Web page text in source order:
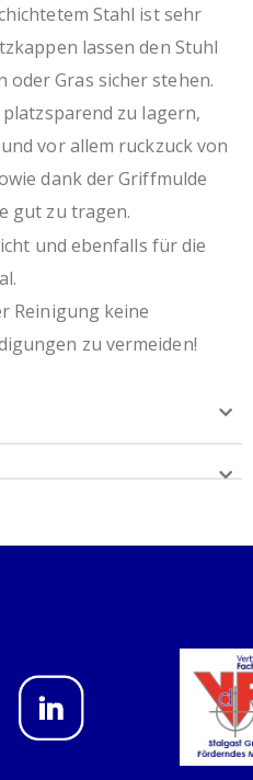
Stahl ist sehr
lassen den Stuhl
oder Gras sicher stehen.
zu lagern,
vor allem ruckzuck von
dank der Griffmulde
gut zu tragen.
und ebenfalls für die
Reinigung keine
zu vermeiden!